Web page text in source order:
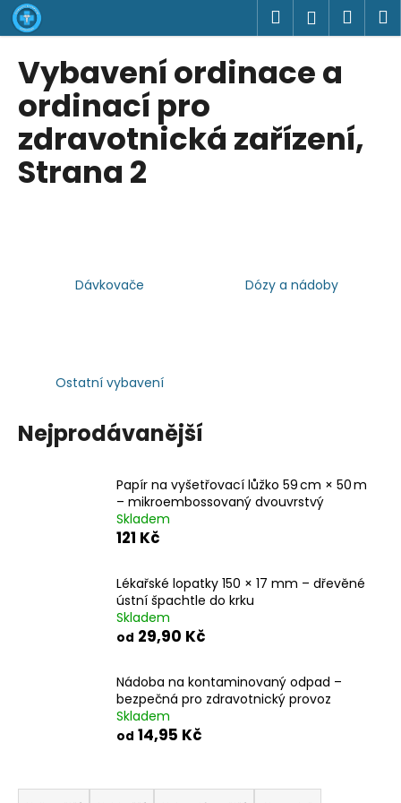
Přejít
na
obsah
Hledat
Vybavení ordinace a
ordinací pro
zdravotnická zařízení,
Strana 2
Dávkovače Dózy a nádoby
Ostatní vybavení
Nejprodávanější
Papír na vyšetřovací lůžko 59 cm × 50 m
– mikroembossovaný dvouvrstvý
Skladem
121 Kč
Lékařské lopatky 150 × 17 mm – dřevěné
ústní špachtle do krku
Skladem
od 29,90 Kč
Nádoba na kontaminovaný odpad –
bezpečná pro zdravotnický provoz
Skladem
od 14,95 Kč
Ř
K
o
C
o
p
o
t
a
j
HLEDAT
u